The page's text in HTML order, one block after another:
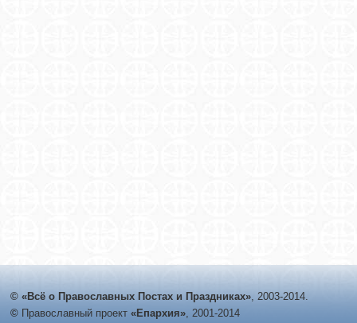
© «Всё о Православных Постах и Праздниках», 2003-2014.
© Православный проект «Епархия», 2001-2014